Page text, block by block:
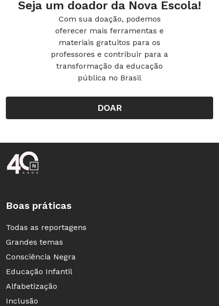
Seja um doador da Nova Escola!
Com sua doação, podemos
oferecer mais ferramentas e
materiais gratuitos para os
professores e contribuir para a
transformação da educação
pública no Brasil
DOAR
Rodapé da Nova Escola
Boas práticas
Todas as reportagens
Grandes temas
Consciência Negra
Educação Infantil
Alfabetização
Inclusão